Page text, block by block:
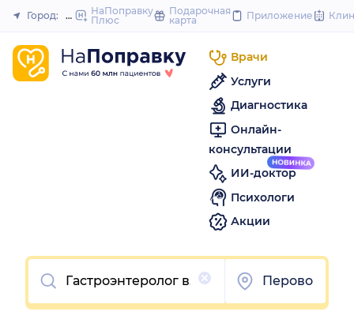
to
Закрыть
Город: МоскваНаПоправку
Плюс
Подарочная
карта
Приложение
Врачи
Услуги
Диагностика
Онлайн-
консультации
ИИ-доктор
Психологи
Акции
Очистить
Перово